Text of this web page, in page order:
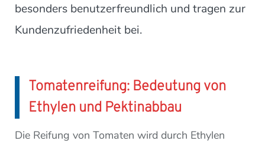
besonders benutzerfreundlich und tragen zur
Kundenzufriedenheit bei.
Tomatenreifung: Bedeutung von
Ethylen und Pektinabbau
Die Reifung von Tomaten wird durch Ethylen